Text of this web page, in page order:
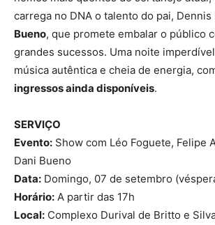
carrega no DNA o talento do pai, Dennis
Bueno, que promete embalar o público
grandes sucessos. Uma noite
música autêntica e cheia de energia,
ingressos ainda disponíveis.
SERVIÇO
Evento: Show com Léo Foguete, Felipe
Dani Bueno
Data: Domingo, 07 de setembro
Horário: A partir das 17h
Local: Complexo Durival de Britto e